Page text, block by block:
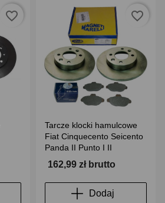
favorite_border
Tarcze klocki hamulcowe
Fiat Cinquecento Seicento
Panda II Punto I II
162,99 zł brutto
Dodaj
favorite_border